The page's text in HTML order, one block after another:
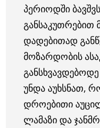
პერიოდში
განსაკუთრებით
დადებითად
მოზარდობის
უნდა აუხსნათ,
დროებითი
ლამაზი და